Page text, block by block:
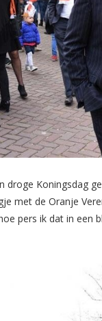
droge Koningsdag
met de Oranje
pers ik dat in een